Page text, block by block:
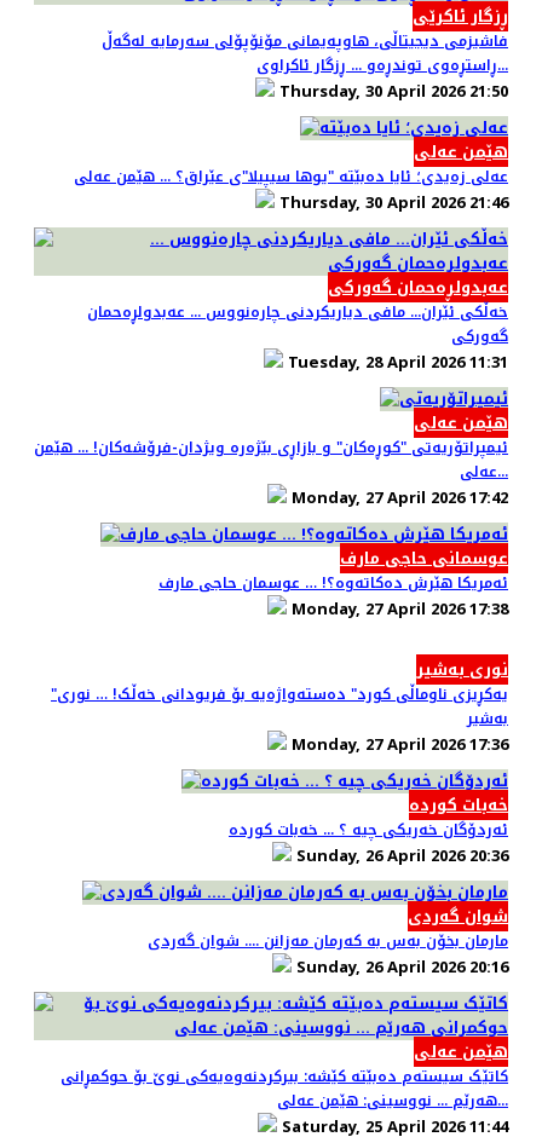
ڕزگار ئاکرێی
فاشیزمی دیجیتاڵی، هاوپەیمانی مۆنۆپۆلی سەرمایە لەگەڵ
ڕاستڕەوی توندڕەو ... ڕزگار ئاکراوی...
Thursday, 30 April 2026 21:50
هێمن عەلی
عەلی زەیدی؛ ئایا دەبێتە "یوها سیپیلا"ی عێراق؟ ... هێمن عەلی
Thursday, 30 April 2026 21:46
عەبدولڕەحمان گەورکی
خەڵکی ئێران... مافی دیاریکردنی چارەنووس ... عەبدولڕەحمان
گەورکی
Tuesday, 28 April 2026 11:31
هێمن عەلی
ئیمپراتۆریەتی "کوڕەکان" و بازاڕی بێژەرە ویژدان-فرۆشەکان! ... هێمن
عەلی...
Monday, 27 April 2026 17:42
عوسمانی حاجی مارف
ئەمریکا هێرش دەکاتەوە؟! … عوسمان حاجی مارف
Monday, 27 April 2026 17:38
نوری بەشیر
"یەکڕیزی ناوماڵی کورد" دەستەواژەیە بۆ فریودانی خەڵک! … نوری
بەشیر
Monday, 27 April 2026 17:36
خەبات کوردە
ئەردۆگان خەریکی چیە ؟ ... خەبات کوردە
Sunday, 26 April 2026 20:36
شوان گەردی
مارمان بخۆن به‌س به‌ كه‌رمان مه‌زانن .... شوان گەردی
Sunday, 26 April 2026 20:16
هێمن عەلی
کاتێک سیستەم دەبێتە کێشە: بیرکردنەوەیەکی نوێ بۆ حوکمڕانی
هەرێم ... نووسینی: هێمن عەلی...
Saturday, 25 April 2026 11:44